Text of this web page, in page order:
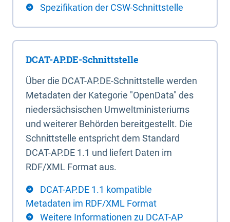
Spezifikation der CSW-Schnittstelle
DCAT-AP.DE-Schnittstelle
Über die DCAT-AP.DE-Schnittstelle werden
Metadaten der Kategorie "OpenData" des
niedersächsischen Umweltministeriums
und weiterer Behörden bereitgestellt. Die
Schnittstelle entspricht dem Standard
DCAT-AP.DE 1.1 und liefert Daten im
RDF/XML Format aus.
DCAT-AP.DE 1.1 kompatible
Metadaten im RDF/XML Format
Weitere Informationen zu DCAT-AP